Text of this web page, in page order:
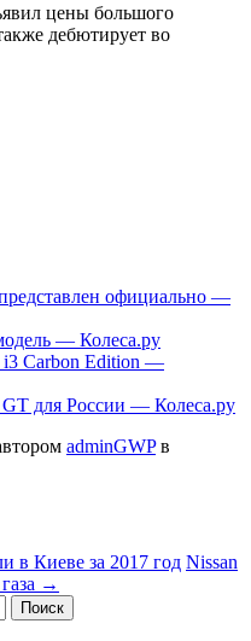
цены большого
дебютирует во
официально —
— Колеса.ру
i3 Carbon Edition —
для России — Колеса.ру
adminGWPв
в Киеве за 2017 год Nissan
→